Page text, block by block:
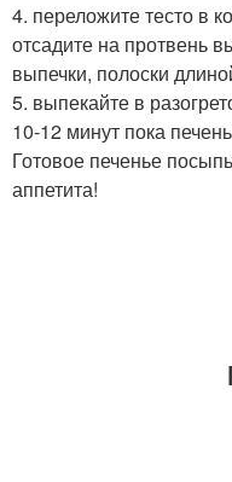
4. переложите тесто в
отсадите на протвень
выпечки, полоски
5. выпекайте в
10-12 минут пока
Готовое печенье
аппетита!